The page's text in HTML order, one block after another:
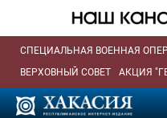
СПЕЦИАЛЬНАЯ ВОЕННАЯ
ВЕРХОВНЫЙ СОВЕТ
АКЦИЯ